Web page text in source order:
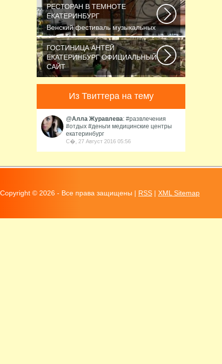
Мест Гостей...
РЕСТОРАН В ТЕМНОТЕ
ЕКАТЕРИНБУРГ
Венский фестиваль музыкальных
фильмов завершился также, как и
начинался...
ГОСТИНИЦА АНТЕЙ
ЕКАТЕРИНБУРГ ОФИЦИАЛЬНЫЙ
САЙТ
Новосибирск считается третьим
городом России...
Из Твиттера на тему
@Алла Журавлева: #развлечения
#отдых #деньги медицинские центры
екатеринбург
С�, 27 Август 2016 05:56
Copyright © 2026 - Все права защищены | RSS | XML Sitemap